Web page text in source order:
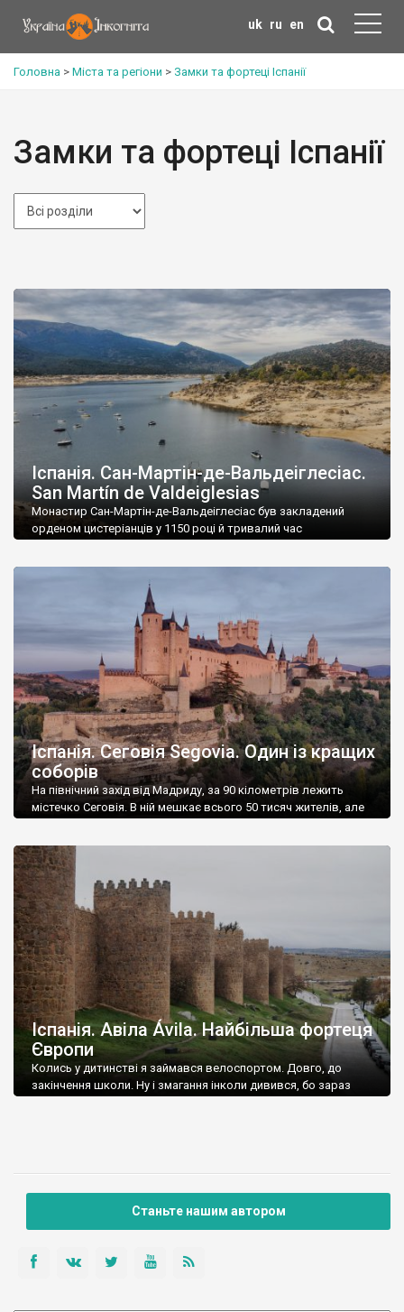
uk ru en
Головна > Міста та регіони > Замки та фортеці Іспанії
Замки та фортеці Іспанії
Іспанія. Сан-Мартін-де-Вальдеіглесіас.
San Martín de Valdeiglesias
Монастир Сан-Мартін-де-Вальдеіглесіас був закладений
орденом цистеріанців у 1150 році й тривалий час
платереску. У 1836 році монахи залишили обитель, а
монастир було конфісковано у державну власність. Тоді
почалася його руйнація. Я так […]
Іспанія. Сеговія Segovia. Один із кращих
соборів
На північний захід від Мадриду, за 90 кілометрів лежить
містечко Сеговія. В ній мешкає всього 50 тисяч жителів, але
старовинних храмів, кам’яниць та інших старожитностей, до
кількості мешканців. Який же у Сеговії красивий замок, але
ніщо не іде у […]
Іспанія. Авіла Ávila. Найбільша фортеця
Європи
Колись у дитинстві я займався велоспортом. Довго, до
закінчення школи. Ну і змагання інколи дивився, бо зараз
Станьте нашим автором